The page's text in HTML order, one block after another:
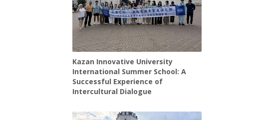
Kazan Innovative University
International Summer School: A
Successful Experience of
Intercultural Dialogue